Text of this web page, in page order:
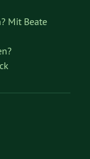
Mit Beate